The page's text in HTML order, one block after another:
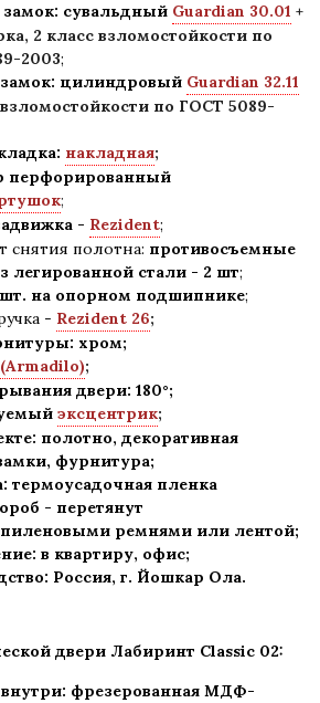
сувальдный Guardian 30.01 +
2 класс взломостойкости по
2003;
цилиндровый Guardian 32.11
по ГОСТ 5089-
накладная;
перфорированный
;
- Rezident;
снятия полотна: противосъемные
легированной стали - 2 шт;
на опорном подшипнике;
- Rezident 26;
хром;
(Armadilo);
двери: 180°;
эксцентрик;
полотно, декоративная
фурнитура;
термоусадочная пленка
- перетянут
ремнями или лентой;
: в квартиру, офис;
Россия, г. Йошкар Ола.
двери Лабиринт Classic 02:
фрезерованная МДФ-